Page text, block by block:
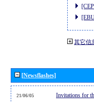
其它信
[Newsflashes]
21/06/05 Invitations for